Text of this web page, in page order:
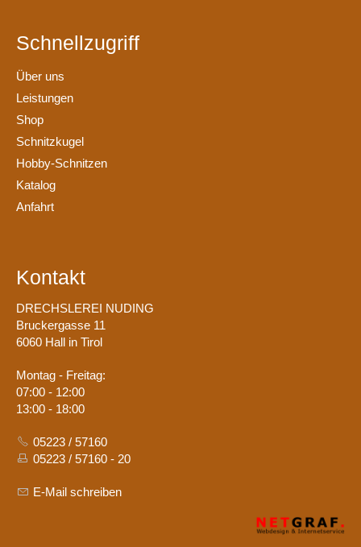
Schnellzugriff
Über uns
Leistungen
Shop
Schnitzkugel
Hobby-Schnitzen
Katalog
Anfahrt
Kontakt
DRECHSLEREI NUDING
Bruckergasse 11
6060 Hall in Tirol
Montag - Freitag:
07:00 - 12:00
13:00 - 18:00
05223 / 57160
05223 / 57160 - 20
E-Mail schreiben